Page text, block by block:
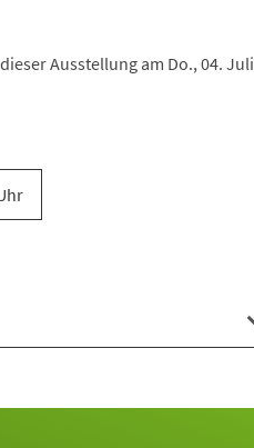
Ausstellung am Do., 04. Juli